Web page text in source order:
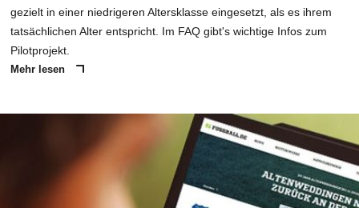
gezielt in einer niedrigeren Altersklasse eingesetzt, als es ihrem
tatsächlichen Alter entspricht. Im FAQ gibt's wichtige Infos zum
Pilotprojekt.
Mehr lesen